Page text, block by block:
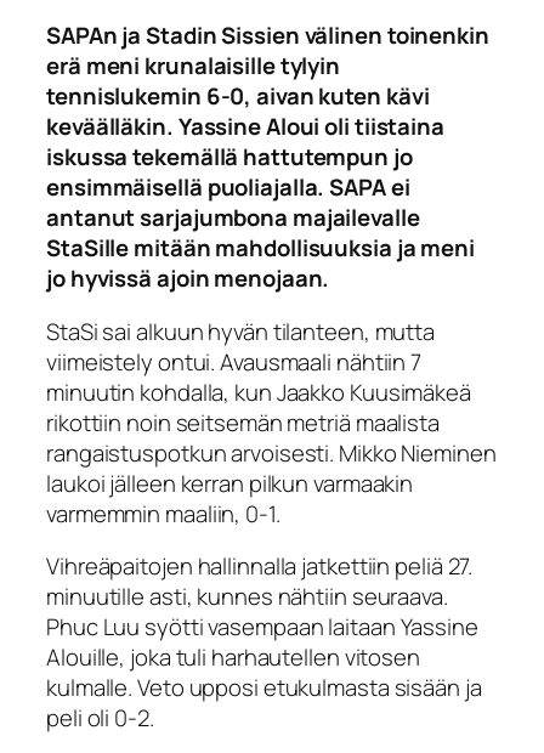
SAPAn ja Stadin Sissien välinen toinenkin
erä meni krunalaisille tylyin
tennislukemin 6-0, aivan kuten kävi
keväälläkin. Yassine Aloui oli tiistaina
iskussa tekemällä hattutempun jo
ensimmäisellä puoliajalla. SAPA ei
antanut sarjajumbona majailevalle
StaSille mitään mahdollisuuksia ja meni
jo hyvissä ajoin menojaan.
StaSi sai alkuun hyvän tilanteen, mutta
viimeistely ontui. Avausmaali nähtiin 7
minuutin kohdalla, kun Jaakko Kuusimäkeä
rikottiin noin seitsemän metriä maalista
rangaistuspotkun arvoisesti. Mikko Nieminen
laukoi jälleen kerran pilkun varmaakin
varmemmin maaliin, 0-1.
Vihreäpaitojen hallinnalla jatkettiin peliä 27.
minuutille asti, kunnes nähtiin seuraava.
Phuc Luu syötti vasempaan laitaan Yassine
Alouille, joka tuli harhautellen vitosen
kulmalle. Veto upposi etukulmasta sisään ja
peli oli 0-2.